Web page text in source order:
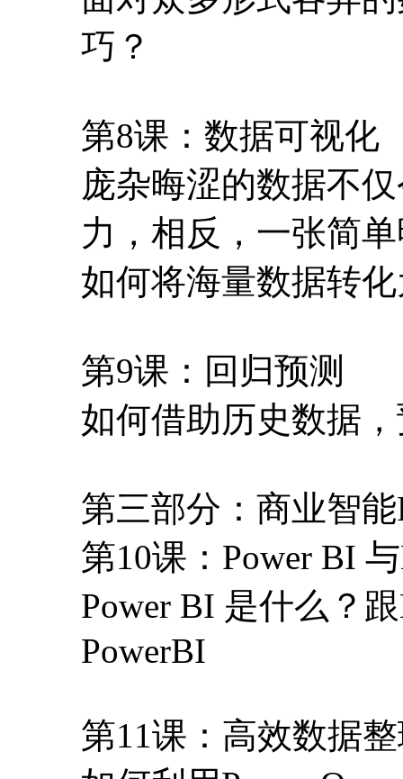
巧？
第8课：数据可视化
庞杂晦涩的数据不
力，相反，一张简
如何将海量数据转
第9课：回归预测
如何借助历史数据
第三部分：商业智能
第10课：Power BI
Power BI 是什么？
PowerBI
第11课：高效数据